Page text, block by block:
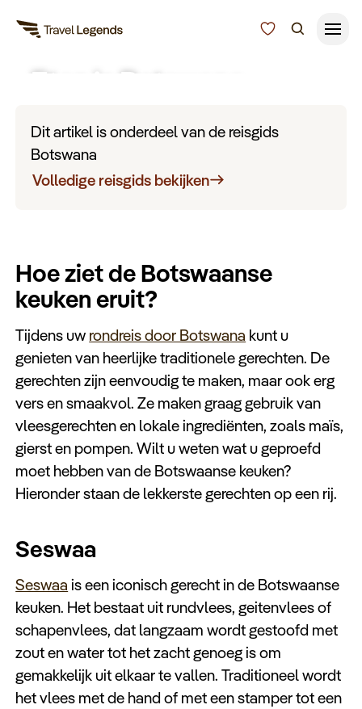
Inspiratie
Keuzehulp
Eten in Botswana
Dit artikel is onderdeel van de reisgids
Botswana
Volledige reisgids bekijken
Hoe ziet de Botswaanse
keuken eruit?
Tijdens uw rondreis door Botswana kunt u
genieten van heerlijke traditionele gerechten. De
gerechten zijn eenvoudig te maken, maar ook erg
vers en smaakvol. Ze maken graag gebruik van
vleesgerechten en lokale ingrediënten, zoals maïs,
gierst en pompen. Wilt u weten wat u geproefd
moet hebben van de Botswaanse keuken?
Hieronder staan de lekkerste gerechten op een rij.
Seswaa
Seswaa is een iconisch gerecht in de Botswaanse
keuken. Het bestaat uit rundvlees, geitenvlees of
schapenvlees, dat langzaam wordt gestoofd met
zout en water tot het zacht genoeg is om
gemakkelijk uit elkaar te vallen. Traditioneel wordt
het vlees met de hand of met een stamper tot een